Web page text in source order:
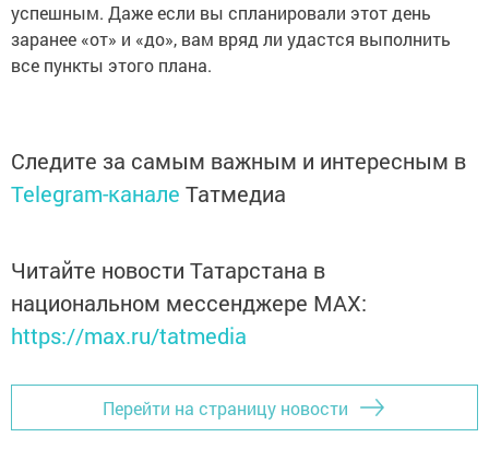
успешным. Даже если вы спланировали этот день
заранее «от» и «до», вам вряд ли удастся выполнить
все пункты этого плана.
Следите за самым важным и интересным в
Telegram-канале Татмедиа
Читайте новости Татарстана в
национальном мессенджере MАХ:
https://max.ru/tatmedia
Перейти на страницу новости